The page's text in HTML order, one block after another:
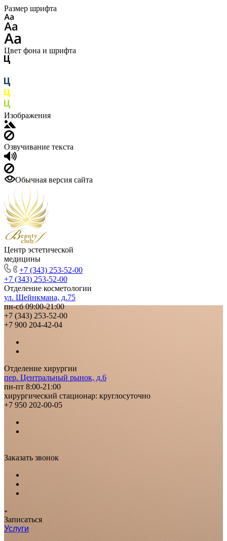
Размер шрифта
Цвет фона и шрифта
Изображения
Озвучивание текста
Обычная версия сайта
Центр эстетической
медицины
+7 (343) 253-52-00
+7 (343) 253-52-00
Отделение косметологии
ул. Шейнкмана, д.75
пн-сб 09:00-21:00
+7 (343) 253-52-00
+7 900 204-42-04
Отделение хирургии
пер. Центральный рынок, д.6
пн-пт 8:00-21:00
хирургический стационар: круглосуточно
+7 950 202-00-05
Заказать звонок
Записаться
Услуги